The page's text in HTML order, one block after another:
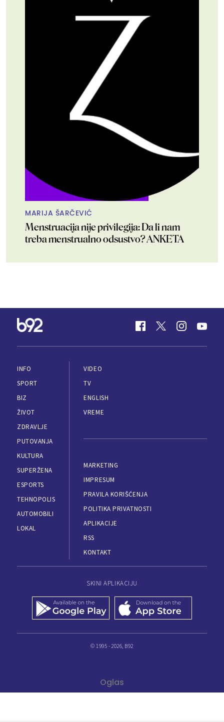
MARIJA ŠARČEVIĆ
Menstruacija nije privilegija: Da li nam
treba menstrualno odsustvo? ANKETA
INFO
SPORT
BIZ
ŽIVOT
ZDRAVLJE
PUTOVANJA
KULTURA
SUPERŽENA
ESPORTS
TEHNOPOLIS
AUTOMOBILI
LOKAL
VIDEO
TV
ENGLISH
VREME
MARKETING
IMPRESUM
PRAVILA KORIŠĆENJA
POLITIKA PRIVATNOSTI
APLIKACIJE
RSS
KONTAKT
SKINI APLIKACIJU
© 1995 - 2026, B92